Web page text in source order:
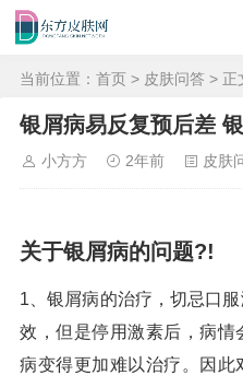
当前位置： 首页 > 皮肤问答 > 正
银屑病易反复预后差
小方方 2年前 皮肤
关于银屑病的问题?!
1、银屑病的治疗，切忌口
效，但是停用激素后，病情
病变得更加难以治疗。因